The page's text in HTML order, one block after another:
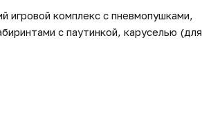
игровой комплекс с пневмопушками,
с паутинкой, каруселью (для